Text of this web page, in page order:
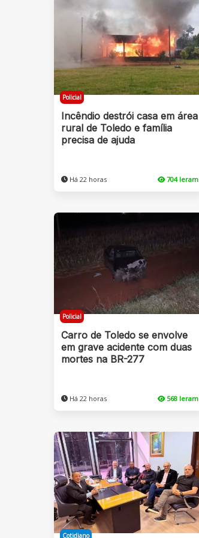
Policial
Incêndio destrói casa em área
rural de Toledo e família
precisa de ajuda
Há 22 horas 704 leram
Policial
Carro de Toledo se envolve
em grave acidente com duas
mortes na BR-277
Há 22 horas 568 leram
Cotidiano